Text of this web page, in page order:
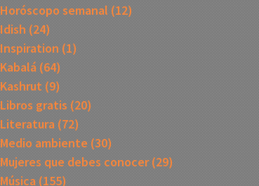
Horóscopo semanal (12)
Idish (24)
Inspiration (1)
Kabalá (64)
Kashrut (9)
Libros gratis (20)
Literatura (72)
Medio ambiente (30)
Mujeres que debes conocer(29)
Música (155)